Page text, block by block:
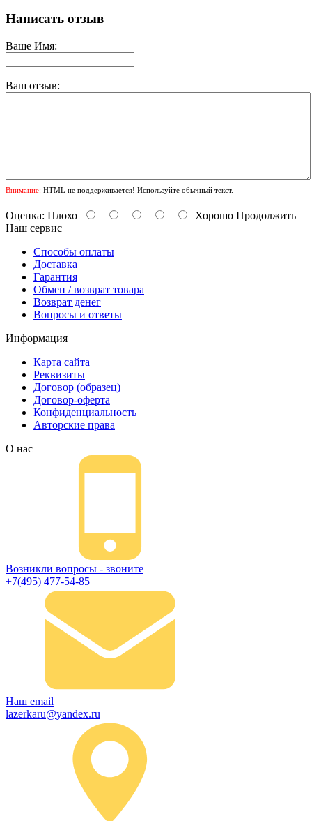
Написать отзыв
Ваше Имя:
Ваш отзыв:
Внимание: HTML не поддерживается! Используйте обычный текст.
Оценка: Плохо Хорошо Продолжить
Наш сервис
Способы оплаты
Доставка
Гарантия
Обмен / возврат товара
Возврат денег
Вопросы и ответы
Информация
Карта сайта
Реквизиты
Договор (образец)
Договор-оферта
Конфиденциальность
Авторские права
О нас
Возникли вопросы - звоните
+7(495) 477-54-85
Наш email
lazerkaru@yandex.ru